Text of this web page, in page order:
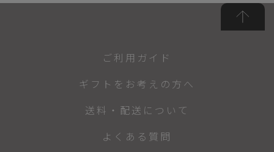
ご利用ガイド
ギフトをお考えの方へ
送料・配送について
よくある質問